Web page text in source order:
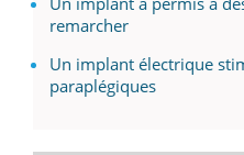
remarcher
Un implant électrique
paraplégiques